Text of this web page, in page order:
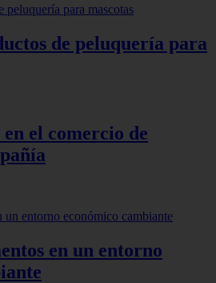
de peluquería para
el comercio de
en un entorno